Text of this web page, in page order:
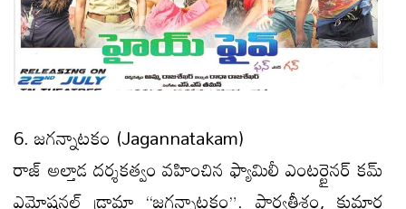
6. జగన్నాటకం (Jagannatakam)
రాజ్ అల్తాడ దర్శకత్వం వహించిన ఫ్యామిలీ ఎంటర్టైనర్ కమ్
ఎమోషనల్ డ్రామా “జగన్నాటకం”. పార్వతీశం, కుమార